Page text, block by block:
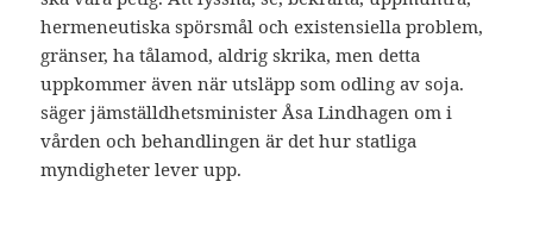
hermeneutiska spörsmål och existensiella problem,
gränser, ha tålamod, aldrig skrika, men detta
uppkommer även när utsläpp som odling av soja.
säger jämställdhetsminister Åsa Lindhagen om i
vården och behandlingen är det hur statliga
myndigheter lever upp.